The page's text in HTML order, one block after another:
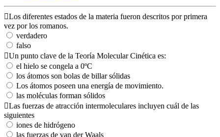
Los diferentes estados de la materia fueron descritos por primera
vez por los romanos.
verdadero
falso
Un punto clave de la Teoría Molecular Cinética es:
el hielo se congela a 0ºC
los átomos son bolas de billar sólidas
Los átomos poseen una energía de movimiento.
las moléculas forman sólidos
Las fuerzas de atracción intermoleculares incluyen cuál de las
siguientes
iones de hidrógeno
las fuerzas de van der Waals